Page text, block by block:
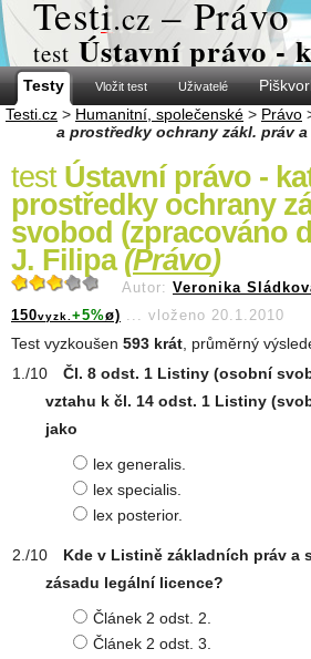
Testi.cz – Právo
test Ústavní právo -
Testy Vložit test Uživatelé
Testi.cz > Humanitní, společenské > Právo
a prostředky ochrany zákl. práv
test Ústavní právo -
prostředky ochrany
svobod (zpracováno
J. Filipa (Právo)
Autor: Veronika
150vyzk. +5%ø) ... vloženo 20.1.2010
Test vyzkoušen 593 krát , průměrný
Čl. 8 odst. 1 Listiny (osobní
vztahu k čl. 14 odst. 1 Listiny
jako
lex generalis.
lex specialis.
lex posterior.
Kde v Listině základních práv a
zásadu legální licence?
Článek 2 odst. 2.
Článek 2 odst. 3.